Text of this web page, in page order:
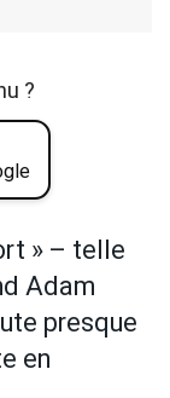
?
» – telle
Adam
presque
en